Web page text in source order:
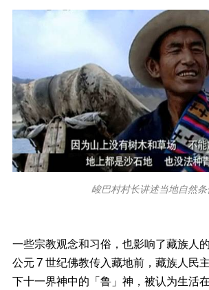
峻巴村村长讲述当地自然条
一些宗教观念和习俗，也影响了藏族人的
公元 7 世纪佛教传入藏地前，藏族人民
下十一界神中的「鲁」神，被认为生活